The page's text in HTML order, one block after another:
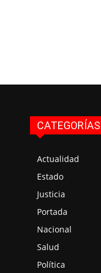
Actualidad
Estado
Justicia
Portada
Nacional
Salud
Política